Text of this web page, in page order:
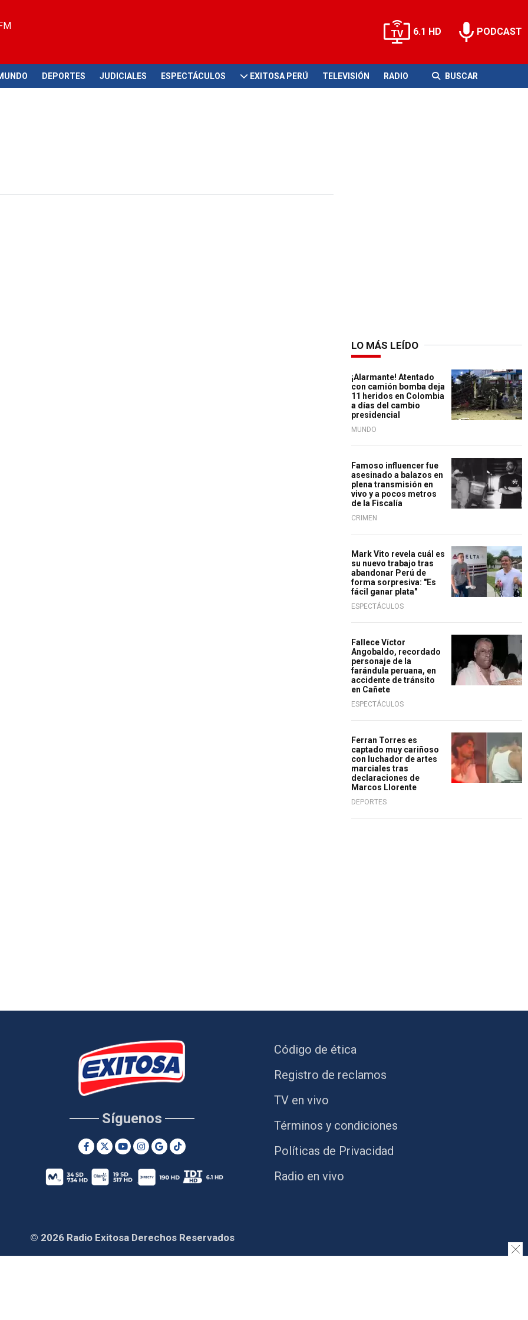
6.1 HD PODCAST
DEPORTES JUDICIALES ESPECTÁCULOS EXITOSA PERÚ TELEVISIÓN RADIO BUSCAR
LO MÁS LEÍDO
¡Alarmante! Atentado
con camión bomba deja
11 heridos en Colombia
a días del cambio
presidencial
MUNDO
Famoso influencer fue
asesinado a balazos en
plena transmisión en
vivo y a pocos metros
de la Fiscalía
CRIMEN
Mark Vito revela cuál es
su nuevo trabajo tras
abandonar Perú de
forma sorpresiva: "Es
fácil ganar plata"
ESPECTÁCULOS
Fallece Víctor
Angobaldo, recordado
personaje de la
farándula peruana, en
accidente de tránsito
en Cañete
ESPECTÁCULOS
Ferran Torres es
captado muy cariñoso
con luchador de artes
marciales tras
declaraciones de
Marcos Llorente
DEPORTES
Síguenos
Código de ética
Registro de reclamos
TV en vivo
Términos y condiciones
Políticas de Privacidad
Radio en vivo
© 2026 Radio Exitosa Derechos Reservados